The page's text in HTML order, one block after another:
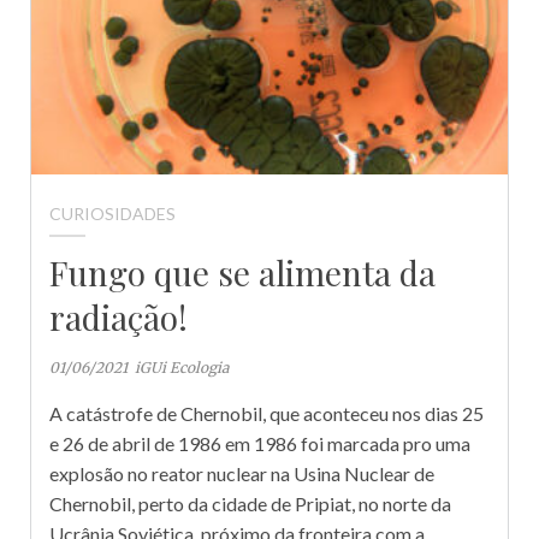
CURIOSIDADES
Fungo que se alimenta da
radiação!
01/06/2021 iGUi Ecologia
A catástrofe de Chernobil, que aconteceu nos dias 25
e 26 de abril de 1986 em 1986 foi marcada pro uma
explosão no reator nuclear na Usina Nuclear de
Chernobil, perto da cidade de Pripiat, no norte da
Ucrânia Soviética, próximo da fronteira com a